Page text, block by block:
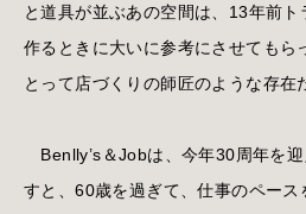
と道具が並ぶあの空間は、13年前
作るときに大いに参考にさせてもら
とって店づくりの師匠のような存在
Benlly’s＆Jobは、今年30周年を
すと、60歳を過ぎて、仕事のペー